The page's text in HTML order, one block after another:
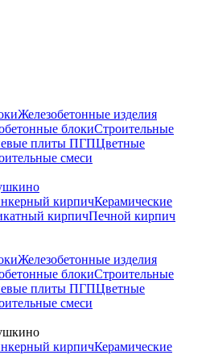
Железобетонные изделия
блокиСтроительные
плиты ПГПЦветные
смеси
кирпичКерамические
кирпичПечной кирпич
Железобетонные изделия
блокиСтроительные
плиты ПГПЦветные
смеси
кирпичКерамические